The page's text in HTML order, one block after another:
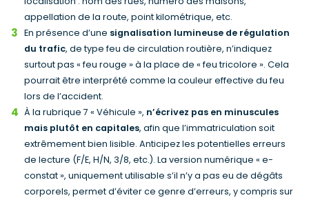
appellation de la route, point kilométrique, etc.
En présence d’une signalisation lumineuse de régulation
du trafic, de type feu de circulation routière, n’indiquez
surtout pas « feu rouge » à la place de « feu tricolore ». Cela
pourrait être interprété comme la couleur effective du feu
lors de l’accident.
À la rubrique 7 « Véhicule », n’écrivez pas en minuscules
mais plutôt en capitales, afin que l’immatriculation soit
extrêmement bien lisible. Anticipez les potentielles erreurs
de lecture (F/E, H/N, 3/8, etc.). La version numérique « e-
constat », uniquement utilisable s’il n’y a pas eu de dégâts
corporels, permet d’éviter ce genre d’erreurs, y compris sur